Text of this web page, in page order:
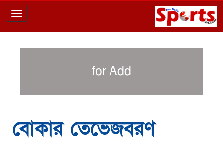
Toggle
navigation
for Add
বোকার তেভেজবরণ